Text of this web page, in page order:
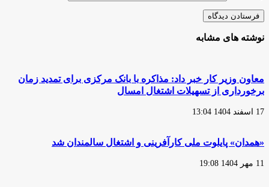
نوشته های مشابه
معاون وزیر کار خبر داد: مذاکره با بانک مرکزی برای تمدید زمان
برخورداری از تسهیلات اشتغال امسال
17 اسفند 1404 13:04
«همدان» پایلوت ملی کارآفرینی و اشتغال سالمندان شد
11 مهر 1404 19:08